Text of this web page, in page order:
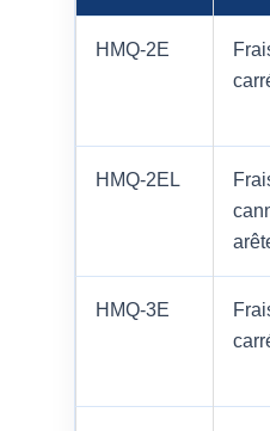
HMQ-2E
HMQ-2EL
HMQ-3E